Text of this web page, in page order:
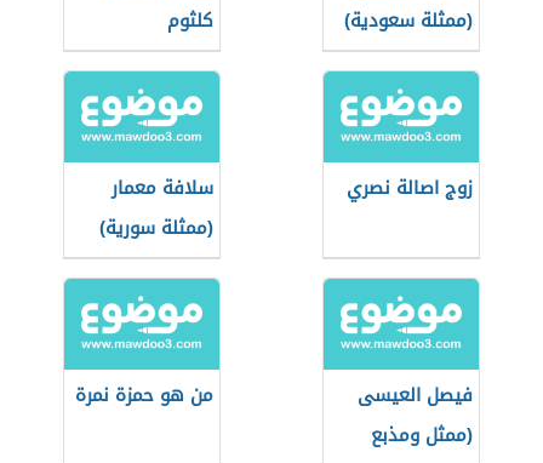
(ممثلة سعودية)
كلثوم
زوج اصالة نصري
سلافة معمار
(ممثلة سورية)
فيصل العيسى
(ممثل ومذبع
من هو حمزة نمرة